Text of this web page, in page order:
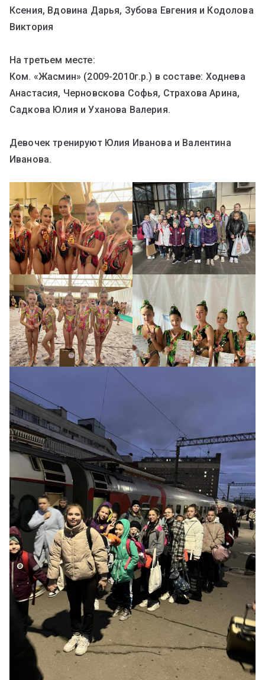
Ксения, Вдовина Дарья, Зубова Евгения и Кодолова
Виктория
На третьем месте:
Ком. «Жасмин» (2009-2010г.р.) в составе: Ходнева
Анастасия, Черновскова Софья, Страхова Арина,
Садкова Юлия и Уханова Валерия.
Девочек тренируют Юлия Иванова и Валентина
Иванова.